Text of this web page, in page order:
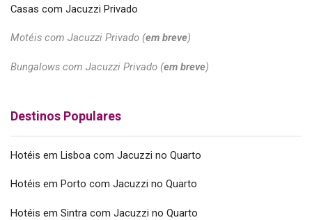
Casas com Jacuzzi Privado
Motéis com Jacuzzi Privado (em breve)
Bungalows com Jacuzzi Privado (em breve)
Destinos Populares
Hotéis em Lisboa com Jacuzzi no Quarto
Hotéis em Porto com Jacuzzi no Quarto
Hotéis em Sintra com Jacuzzi no Quarto